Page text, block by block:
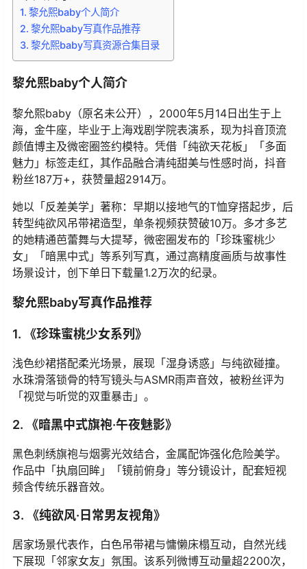
黎允熙baby个人简介
黎允熙baby写真作品推荐
黎允熙baby写真资源合集目录
黎允熙baby个人简介
黎允熙baby（原名未公开），2000年5月14日出生于上
海，金牛座，毕业于上海戏剧学院表演系，现为抖音顶流
颜值博主及微密圈签约模特。凭借「纯欲天花板」「多面
魅力」标签走红，其作品融合清纯甜美与性感时尚，抖音
粉丝187万+，获赞量超2914万。
她以「反差美学」著称：早期以接地气的T恤穿搭起步，后
转型纯欲风吊带裙造型，单条视频获赞破10万。多才多艺
的她精通芭蕾舞与大提琴，微密圈发布的「珍珠蜜桃少
女」「暗黑中式」等系列写真，通过高精度画质与故事性
场景设计，创下单日下载量1.2万次的纪录。
黎允熙baby写真作品推荐
1. 《珍珠蜜桃少女系列》
浅色纱裙搭配柔光场景，展现「湿身诱惑」与纯欲碰撞。
水珠滑落锁骨的特写镜头与ASMR雨声音效，被粉丝评为
「视觉与听觉的双重暴击」。
2. 《暗黑中式旗袍·午夜魅影》
黑色刺绣旗袍与烟雾光效结合，金属配饰强化危险美学。
作品中「执扇回眸」「镜前俯身」等分镜设计，配套短视
频含传统乐器音效。
3. 《纯欲风·日常男友视角》
居家场景代表作，白色吊带裙与慵懒床榻互动，自然光线
下展现「邻家女友」氛围。该系列微博互动量超2200次，